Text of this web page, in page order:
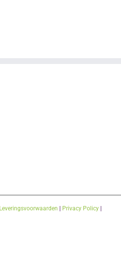
Leveringsvoorwaarden Privacy Policy|